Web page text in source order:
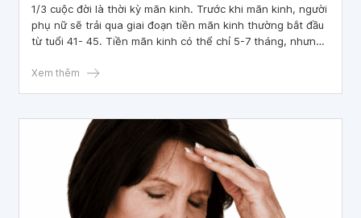
1/3 cuộc đời là thời kỳ mãn kinh. Trước khi mãn kinh, người
phụ nữ sẽ trải qua giai đoạn tiền mãn kinh thường bắt đầu
từ tuổi 41- 45. Tiền mãn kinh có thể chỉ 5-7 tháng, nhưng
Xem thêm